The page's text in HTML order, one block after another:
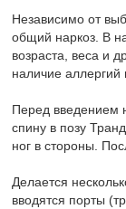
Независимо от
общий наркоз. В
возраста, веса и
наличие аллергий
Перед введением
спину в позу
ног в стороны.
Делается
вводятся порты